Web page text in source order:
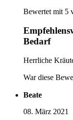
Bewertet mit 5
Bedarf
Herrliche
War diese
Beate
08. März 2021